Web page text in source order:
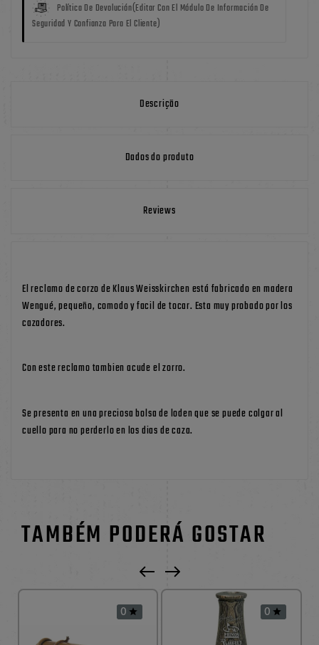
Política De Devolución(editar Con El Módulo De Información De
Seguridad Y Confianza Para El Cliente)
Descrição
Dados do produto
Reviews
El reclamo de corzo de Klaus Weisskirchen está fabricado en madera
Wengué, pequeño, comodo y facil de tocar. Esta muy probado por los
cazadores.
Con este reclamo tambien acude el zorro.
Se presenta en una preciosa bolsa de loden que se puede colgar al
cuello para no perderlo en los dias de caza.
TAMBÉM PODERÁ GOSTAR
0  0 